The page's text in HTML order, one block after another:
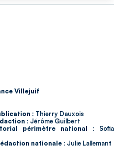
Villejuif
: Thierry Dauxois
: Jérôme Guilbert
périmètre national : Sofia
nationale : Julie Lallemant